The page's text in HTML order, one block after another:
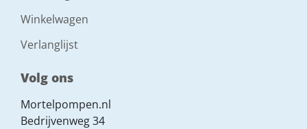
Winkelwagen
Verlanglijst
Volg ons
Mortelpompen.nl
Bedrijvenweg 34